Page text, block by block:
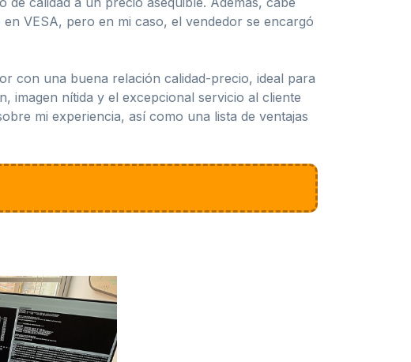
VESA, pero en mi caso, el vendedor se encargó
con una buena relación calidad-precio, ideal para
imagen nítida y el excepcional servicio al cliente
mi experiencia, así como una lista de ventajas